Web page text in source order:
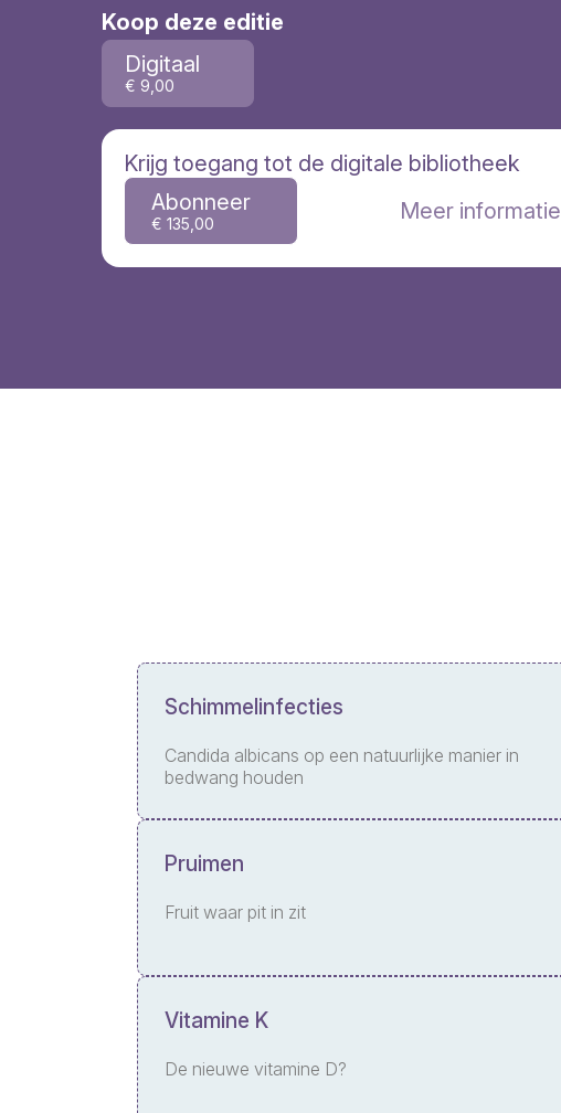
manier
Bewust leven in het hier & nu
Zelfbeschadiging
Fluconazol, antischimmel medicatie
Schizofrenie & voeding
Koop deze editie
€ 9,00
Digitaal
Krijg toegang tot de digitale bibliotheek
Abonneer
€ 135,00 Meer informatie
Schimmelinfecties
Candida albicans op een natuurlijke manier in
bedwang houden
Pruimen
Fruit waar pit in zit
Vitamine K
De nieuwe vitamine D?